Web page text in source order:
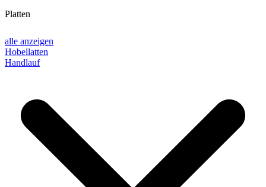
alle anzeigen
Hobellatten
Handlauf
Platten